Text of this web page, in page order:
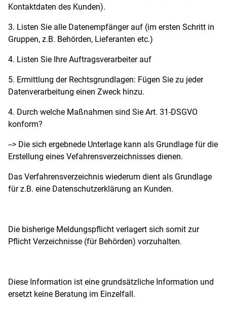
Kontaktdaten des Kunden).
3. Listen Sie alle Datenempfänger auf (im ersten Schritt in
Gruppen, z.B. Behörden, Lieferanten etc.)
4. Listen Sie Ihre Auftragsverarbeiter auf
5. Ermittlung der Rechtsgrundlagen: Fügen Sie zu jeder
Datenverarbeitung einen Zweck hinzu.
4. Durch welche Maßnahmen sind Sie Art. 31-DSGVO
konform?
--> Die sich ergebnede Unterlage kann als Grundlage für die
Erstellung eines Vefahrensverzeichnisses dienen.
Das Verfahrensverzeichnis wiederum dient als Grundlage
für z.B. eine Datenschutzerklärung an Kunden.
Die bisherige Meldungspflicht verlagert sich somit zur
Pflicht Verzeichnisse (für Behörden) vorzuhalten.
Diese Information ist eine grundsätzliche Information und
ersetzt keine Beratung im Einzelfall.